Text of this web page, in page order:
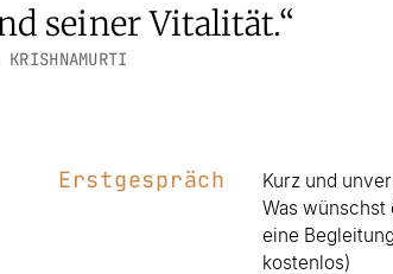
seiner Vitalität.“
Erstgespräch
Kurz und
Was wünschst
eine
kostenlos)